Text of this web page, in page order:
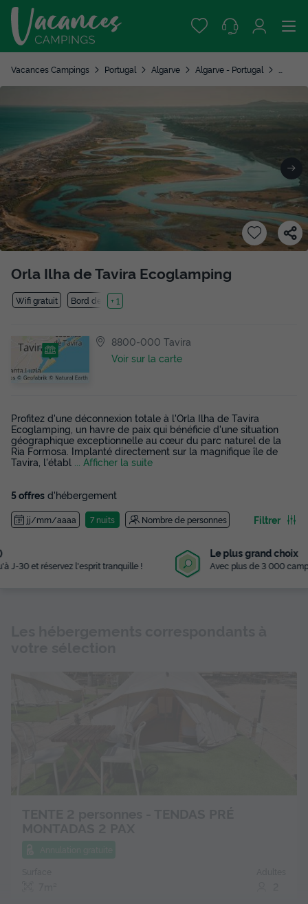
Vacances Campings Portugal Algarve Algarve - Portugal
Orla Ilha de Tavira Ecoglamping
Wifi gratuit Bord de mer
+ 1
8800-000 Tavira
Voir sur la carte
Profitez d'une déconnexion totale à l'Orla Ilha de Tavira
Ecoglamping, un havre de paix qui bénéficie d'une situation
géographique exceptionnelle au cœur du parc naturel de la
Ria Formosa. Implanté directement sur la magnifique île de
Tavira, l'établ
... Afficher la suite
5 offres d'hébergement
jj/mm/aaaa 7 nuits Nombre de personnes Filtrer
Avec plus de 3 000 campings référencés